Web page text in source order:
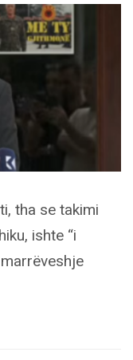
tha se takimi
ishte “i